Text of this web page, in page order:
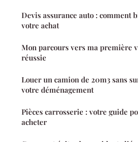
Devis assurance auto : comment
votre achat
Mon parcours vers ma première
réussie
Louer un camion de 20m3 sans
votre déménagement
Pièces carrosserie : votre guide
acheter